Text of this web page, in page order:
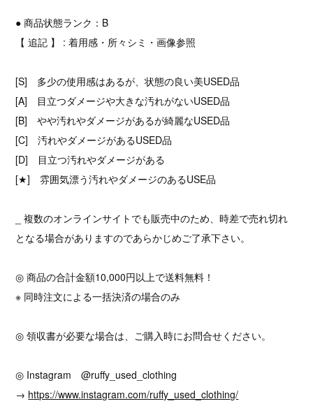
● 商品状態ランク：B
【 追記 】 : 着用感・所々シミ・画像参照
[S] 多少の使用感はあるが、状態の良い美USED品
[A] 目立つダメージや大きな汚れがないUSED品
[B] やや汚れやダメージがあるが綺麗なUSED品
[C] 汚れやダメージがあるUSED品
[D] 目立つ汚れやダメージがある
[★] 雰囲気漂う汚れやダメージのあるUSE品
_ 複数のオンラインサイトでも販売中のため、時差で売れ切れ
となる場合がありますのであらかじめご了承下さい。
◎ 商品の合計金額10,000円以上で送料無料！
※ 同時注文による一括決済の場合のみ
◎ 領収書が必要な場合は、ご購入時にお問合せください。
◎ Instagram @ruffy_used_clothing
→ https://www.instagram.com/ruffy_used_clothing/